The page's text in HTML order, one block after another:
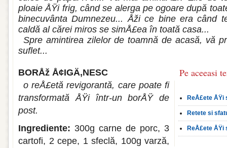
ploaie ÅŸi frig, când se alerga pe ogoa­re după
binecuvânta Dumnezeu... Åži ce bine era când
caldă al cărei miros se simÅ£ea în toată casa...
Spre amintirea zilelor de toamnă de acasă, vă
suflet...
Pe aceeasi
ReÅ£ete ÅŸi
Retete si
ReÅ£ete ÅŸi
BORÅž Å¢IGÄ‚NESC
o reÅ£etă revigorantă, care poate fi
transforma­tă ÅŸi într-un borÅŸ de
post.
Ingrediente: 300g carne de porc, 3
car­tofi, 2 cepe, 1 sfeclă, 100g varză,